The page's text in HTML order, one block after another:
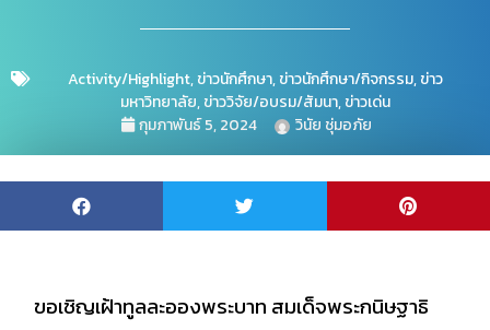
Activity/Highlight,ข่าวนักศึกษา,ข่าวนักศึกษา/กิจกรรม,ข่าว
มหาวิทยาลัย,ข่าววิจัย/อบรม/สัมนา,ข่าวเด่น
กุมภาพันธ์ 5, 2024
วินัย ชุ่มอภัย
ขอเชิญเฝ้าทูลละอองพระบาท สมเด็จพระกนิษฐาธิ